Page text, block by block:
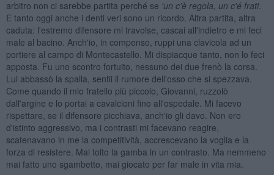
arbitro non ci sarebbe partita perché se 'un c'è regola, un c'é frati.
E tanto oggi anche i denti veri sono un ricordo. Altra partita, altra
caduta: l'estremo difensore mi travolse, cascai all'indietro e mi feci
male al bacino. Anch'io, in compenso, ruppi una clavicola ad un
portiere al campo di Montecastello. Mi dispiacque tanto, non lo feci
apposta. Fu uno scontro fortuito, nessuno dei due frenò la corsa.
Lui abbassò la spalla, sentii il rumore dell'osso che si spezzava.
Come quando il mio fratello più piccolo, Giovanni, ruzzolò
dall'argine e lo portai a cavalcioni fino all'ospedale. Mi facevo
rispettare, se il difensore picchiava, anch'io gli davo. Non ero
d'istinto aggressivo, ma i contrasti mi facevano reagire,
scatenavano in me la competitività, accrescevano la voglia e la
forza di resistere. Mai tolto la gamba in un contrasto. Ma nemmeno
mai fatto uno sgambetto, mai giocato per far male in vita mia.